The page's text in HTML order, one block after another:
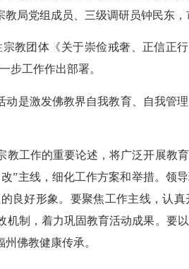
教局党组成员、三级调研员钟民东
教团体《关于崇俭戒奢、正信正
步工作作出部署。
动是激发佛教界自我教育、自我管
工作的重要论述，将广泛开展教
”主线，细化工作方案和举措。领
良好形象。要聚焦工作主线，认
制，着力巩固教育活动成果。要
佛教健康传承。